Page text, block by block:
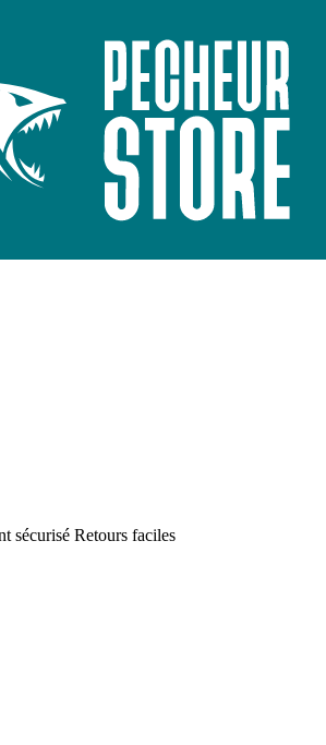
sécurisé Retours faciles